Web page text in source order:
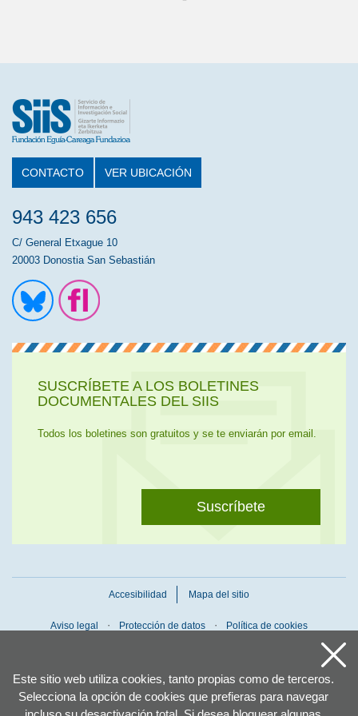
Este sitio web utiliza cookies, tanto propias como de terceros.
Selecciona la opción de cookies que prefieras para navegar
CONTACTO VER UBICACIÓN
943 423 656
C/ General Etxague 10
20003 Donostia San Sebastián
SUSCRÍBETE A LOS BOLETINES
DOCUMENTALES DEL SIIS
Todos los boletines son gratuitos y se te enviarán por email.
Suscríbete
Accesibilidad Mapa del sitio
Aviso legal Protección de datos Política de cookies